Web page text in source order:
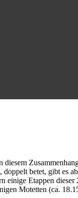
betet, gibt es
Etappen dieser
Motetten (ca.